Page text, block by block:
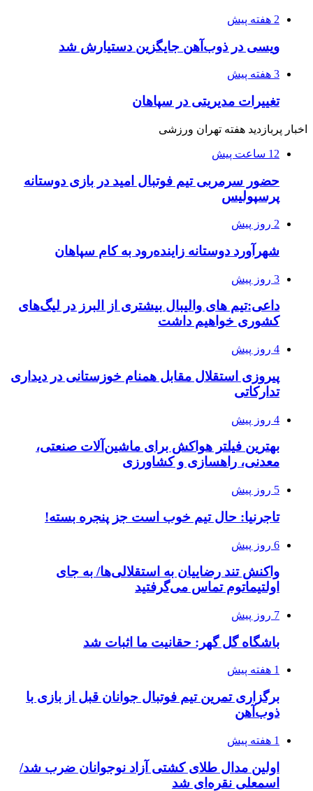
2 هفته پیش
ویسی در ذوب‌آهن جایگزین دستیارش شد
3 هفته پیش
تغییرات مدیریتی در سپاهان
اخبار پربازدید هفته تهران ورزشی
12 ساعت پیش
حضور سرمربی تیم فوتبال امید در بازی دوستانه
پرسپولیس
2 روز پیش
شهرآورد دوستانه زاینده‌رود به کام سپاهان
3 روز پیش
داعی:تیم های والیبال بیشتری از البرز در لیگ‌های
کشوری خواهیم داشت
4 روز پیش
پیروزی استقلال مقابل همنام خوزستانی در دیداری
تدارکاتی
4 روز پیش
بهترین فیلتر هواکش برای ماشین‌آلات صنعتی،
معدنی، راهسازی و کشاورزی
5 روز پیش
تاجرنیا: حال تیم خوب است جز پنجره بسته!
6 روز پیش
واکنش تند رضاییان به استقلالی‌ها/ به جای
اولتیماتوم تماس می‌گرفتید
7 روز پیش
باشگاه گل گهر: حقانیت ما اثبات شد
1 هفته پیش
برگزاری تمرین تیم فوتبال جوانان قبل از بازی با
ذوب‌آهن
1 هفته پیش
اولین مدال طلای کشتی آزاد نوجوانان ضرب شد/
اسمعلی نقره‌ای شد